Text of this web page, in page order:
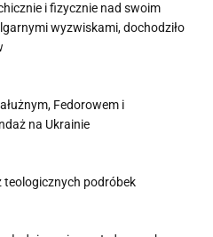
i fizycznie nad swoim
wyzwiskami, dochodziło
Fedorowem i
na Ukrainie
teologicznych podróbek